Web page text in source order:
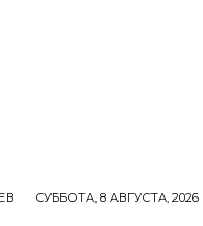
СУББОТА, 8 АВГУСТА, 2026